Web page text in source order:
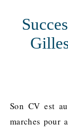
Son CV est aussi impressionnant que le nombre de
marches pour